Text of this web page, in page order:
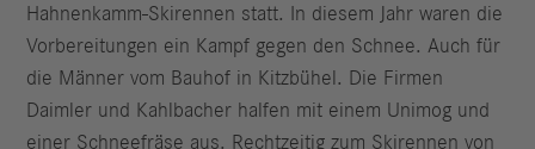
Hahnenkamm-Skirennen statt. In diesem Jahr waren die
Vorbereitungen ein Kampf gegen den Schnee. Auch für
die Männer vom Bauhof in Kitzbühel. Die Firmen
Daimler und Kahlbacher halfen mit einem Unimog und
einer Schneefräse aus. Rechtzeitig zum Skirennen von